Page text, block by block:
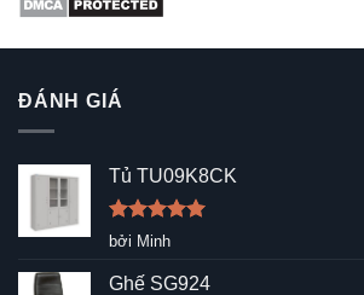
ĐÁNH GIÁ
Tủ TU09K8CK
Được xếp
sao
bởi Minh
Ghế SG924